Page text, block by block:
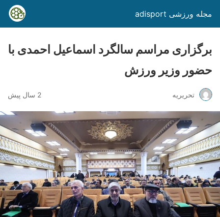
مجله ورزشی adisport
برگزاری مراسم سالگرد اسماعیل احمدی با
حضور وزیر ورزش
تحریریه 2 سال پیش